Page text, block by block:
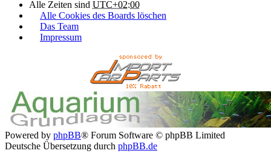
Alle Zeiten sind UTC+02:00
Alle Cookies des Boards löschen
Das Team
Impressum
Powered by phpBB® Forum Software © phpBB Limited
Deutsche Übersetzung durch phpBB.de